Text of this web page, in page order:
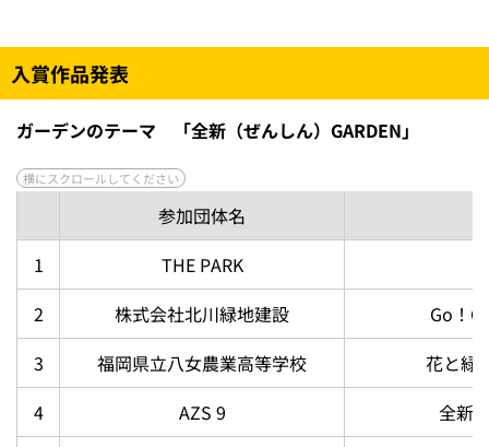
入賞作品発表
ガーデンのテーマ 「全新（ぜんしん）GARDEN」
参加団体名
1
THE PARK
2
株式会社北川緑地建設
Go！
3
福岡県立八女農業高等学校
花と緑
4
AZS 9 全新